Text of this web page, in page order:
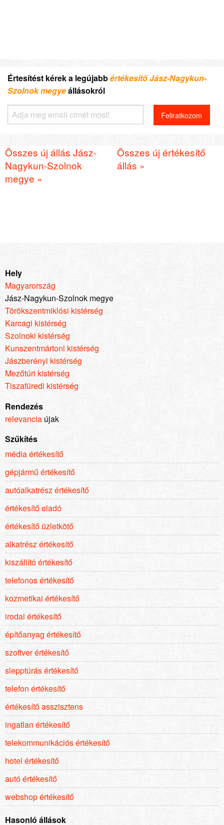
Értesítést kérek a legújabbértékesítő Jász-Nagykun-
Szolnok megyeállásokról
Összes új állás Jász-
Nagykun-Szolnok
megye »
Összes új értékesítő
állás »
Hely
Magyarország
Jász-Nagykun-Szolnok megye
Törökszentmiklósi kistérség
Karcagi kistérség
Szolnoki kistérség
Kunszentmártoni kistérség
Jászberényi kistérség
Mezőtúri kistérség
Tiszafüredi kistérség
Rendezés
relevancia újak
Szűkítés
média értékesítő
gépjármű értékesítő
autóalkatrész értékesítő
értékesítő eladó
értékesítő üzletkötő
alkatrész értékesítő
kiszállító értékesítő
telefonos értékesítő
kozmetikai értékesítő
irodai értékesítő
építőanyag értékesítő
szoftver értékesítő
slepptúrás értékesítő
telefon értékesítő
értékesítő asszisztens
ingatlan értékesítő
telekommunikációs értékesítő
hotel értékesítő
autó értékesítő
webshop értékesítő
Hasonló állások